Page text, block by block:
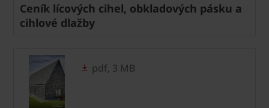
Ceník lícových cihel, obkladových pásku a
cihlové dlažby
pdf, 3 MB